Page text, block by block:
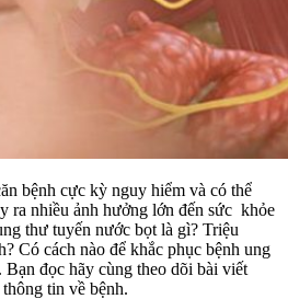
bệnh cực kỳ nguy hiểm và có thể
ra nhiều ảnh hưởng lớn đến sức khỏe
thư tuyến nước bọt là gì? Triệu
Có cách nào để khắc phục bệnh ung
đọc hãy cùng theo dõi bài viết
tin về bệnh.